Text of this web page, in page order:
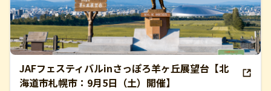
JAFフェスティバルinさっぽろ羊ヶ丘展望台【北
海道市札幌市：9月5日（土）開催】